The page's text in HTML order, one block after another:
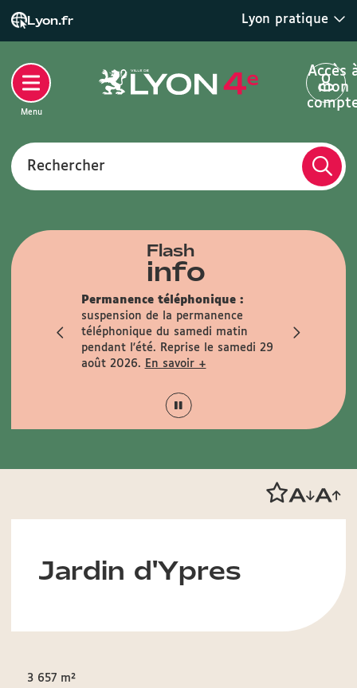
Lyon.fr Lyon pratique
Rechercher
Accès
mon
Menu
Flash
info
Permanence téléphonique :
suspension de la permanence
téléphonique du samedi matin
pendant l'été. Reprise le samedi 29
août 2026.
En savoir +
samedis 1
Jardin d'Ypres
3 657 m²